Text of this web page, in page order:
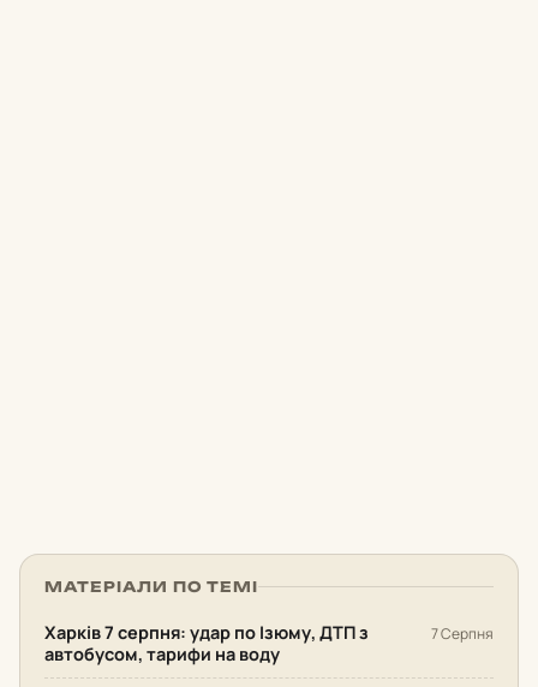
МАТЕРІАЛИ ПО ТЕМІ
Харків 7 серпня: удар по Ізюму, ДТП з
автобусом, тарифи на воду
7 Серпня